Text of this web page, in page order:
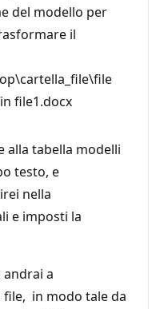
del modello per
il
file1.docx
alla tabella modelli
testo, e
nella
e imposti la
a
in modo tale da